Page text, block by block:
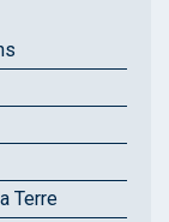
Terre